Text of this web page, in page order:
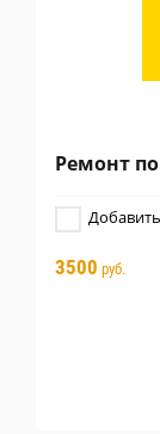
Ремонт
3500 руб.